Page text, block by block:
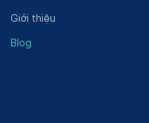
Giới thiệu
Blog